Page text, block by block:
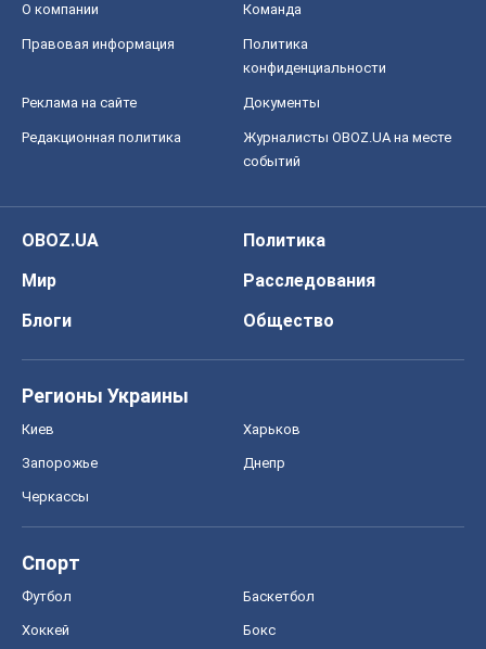
О компании Команда
Правовая информация
Политика
конфиденциальности
Реклама на сайте Документы
Редакционная политика
Журналисты OBOZ.UA на месте
событий
OBOZ.UA
Политика
Мир
Расследования
Блоги
Общество
Регионы Украины
Киев Харьков
Запорожье Днепр
Черкассы
Спорт
Футбол Баскетбол
Хоккей Бокс